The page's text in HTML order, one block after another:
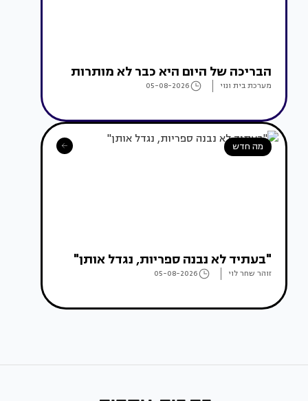
הבריכה של היום היא כבר לא מותרות
מערכת בית ונוי 05-08-2026
מה חדש
"בעתיד לא נבנה ספריות, נגדל אותן"
זוהר שחר לוי 05-08-2026